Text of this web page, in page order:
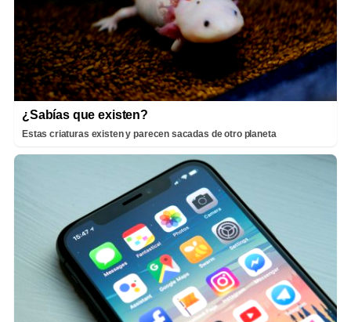
¿Sabías que existen?
Estas criaturas existen y parecen sacadas de otro planeta